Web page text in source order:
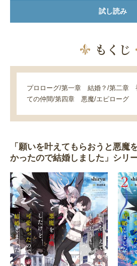
試し読み
もくじ
プロローグ/第一章 結婚？/第二章
ての仲間/第四章 悪魔/エピローグ
「願いを叶えてもらおうと悪魔
かったので結婚しました」シリ